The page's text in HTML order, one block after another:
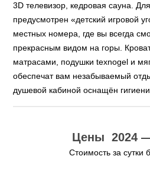
3D телевизор, кедровая сауна.
предусмотрен «детский игровой
местных номера, где вы всегда
прекрасным видом на горы.
матрасами, подушки texnogel и
обеспечат вам незабываемый
душевой кабиной оснащён
Цены 2024 —
Стоимость за сутки